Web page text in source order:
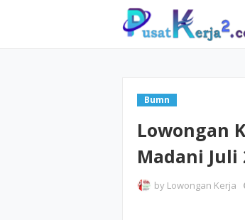
Bumn
Lowongan
Madani Juli
by Lowongan Kerja